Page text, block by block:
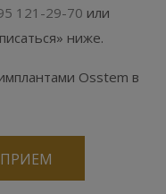
121-29-70 или
ниже.
Osstem в